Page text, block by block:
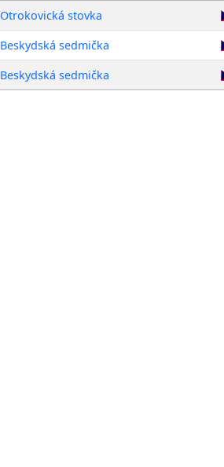
Otrokovická stovka
Beskydská sedmička
Beskydská sedmička